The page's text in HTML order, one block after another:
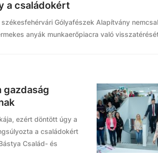
a családokért
Gólyafészek Alapítvány
anyák munkaerőpiacra való
gazdaság
ezért döntött úgy a
a családokért
Család- és